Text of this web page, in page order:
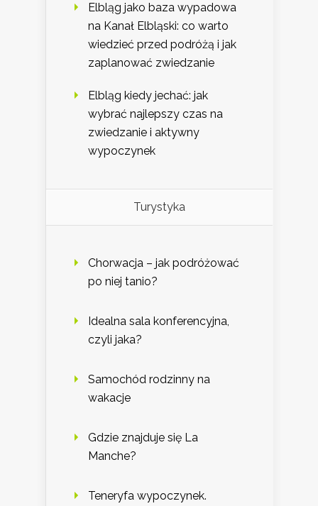
Elbląg jako baza wypadowa
na Kanał Elbląski: co warto
wiedzieć przed podróżą i jak
zaplanować zwiedzanie
Elbląg kiedy jechać: jak
wybrać najlepszy czas na
zwiedzanie i aktywny
wypoczynek
Turystyka
Chorwacja – jak podróżować
po niej tanio?
Idealna sala konferencyjna,
czyli jaka?
Samochód rodzinny na
wakacje
Gdzie znajduje się La
Manche?
Teneryfa wypoczynek.